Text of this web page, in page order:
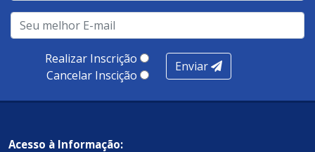
Realizar Inscrição
Cancelar Inscição
Enviar
Acesso à Informação: